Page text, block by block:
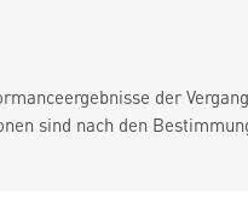
der
sind nach den